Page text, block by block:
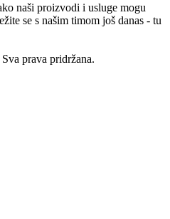
naši proizvodi i usluge mogu
se s našim timom još danas - tu
prava pridržana.